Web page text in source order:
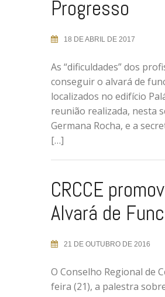
Progresso
18 DE ABRIL DE 2017
As “dificuldades” dos
conseguir o alvará de
localizados no edifício
reunião realizada, nesta
Germana Rocha, e a
[…]
CRCCE
Alvará de
21 DE OUTUBRO DE 2016
O Conselho Regional de
feira (21), a palestra